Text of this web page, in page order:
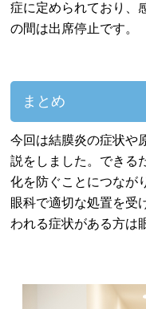
症に定められており、
の間は出席停止です。
まとめ
今回は結膜炎の症状や
説をしました。できる
化を防ぐことにつなが
眼科で適切な処置を受
われる症状がある方は